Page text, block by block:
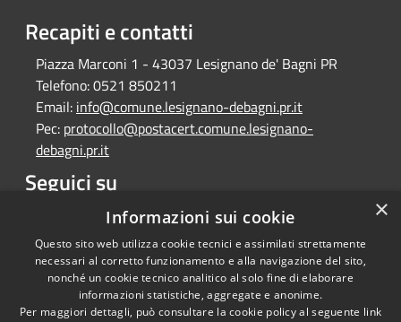
Recapiti e contatti
Piazza Marconi 1 - 43037 Lesignano de' Bagni PR
Telefono:0521 850211
Email: info@comune.lesignano-debagni.pr.it
Pec: protocollo@postacert.comune.lesignano-
debagni.pr.it
Seguici su
Facebook
Copyright © 2026 • Comune di
×
Informazioni sui cookie
Questo sito web utilizza cookie tecnici e assimilati strettamente
necessari al corretto funzionamento e alla navigazione del sito,
nonché un cookie tecnico analitico al solo fine di elaborare
informazioni statistiche, aggregate e anonime.
Per maggiori dettagli, può consultare la cookie policy al seguente link